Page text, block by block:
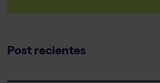
Post recientes